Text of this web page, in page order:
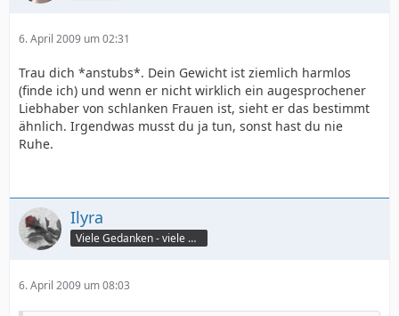
6. April 2009 um 02:31
Trau dich *anstubs*. Dein Gewicht ist ziemlich harmlos
(finde ich) und wenn er nicht wirklich ein augesprochener
Liebhaber von schlanken Frauen ist, sieht er das bestimmt
ähnlich. Irgendwas musst du ja tun, sonst hast du nie
Ruhe.
Ilyra
Viele Gedanken - viele Worte
6. April 2009 um 08:03